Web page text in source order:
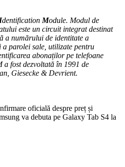
Identification Module. Modul de
este un circuit integrat destinat
a numărului de identitate a
parolei sale, utilizate pentru
abonaților pe telefoane
fost dezvoltată în 1991 de
Giesecke & Devrient.
oficială despre preț și
va debuta pe Galaxy Tab S4 la